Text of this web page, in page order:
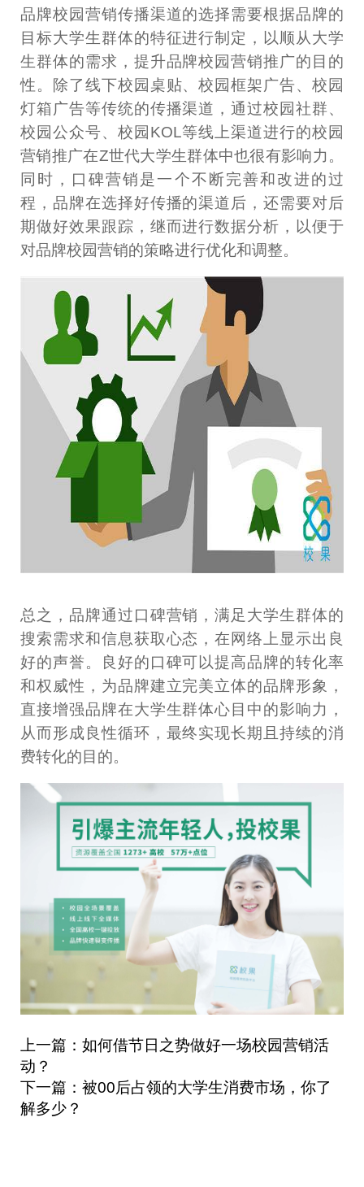
品牌校园营销传播渠道的选择需要根据品牌的
目标大学生群体的特征进行制定，以顺从大学
生群体的需求，提升品牌校园营销推广的目的
性。除了线下校园桌贴、校园框架广告、校园
灯箱广告等传统的传播渠道，通过校园社群、
校园公众号、校园KOL等线上渠道进行的校园
营销推广在Z世代大学生群体中也很有影响力。
同时，口碑营销是一个不断完善和改进的过
程，品牌在选择好传播的渠道后，还需要对后
期做好效果跟踪，继而进行数据分析，以便于
对品牌校园营销的策略进行优化和调整。
总之，品牌通过口碑营销，满足大学生群体的
搜索需求和信息获取心态，在网络上显示出良
好的声誉。良好的口碑可以提高品牌的转化率
和权威性，为品牌建立完美立体的品牌形象，
直接增强品牌在大学生群体心目中的影响力，
从而形成良性循环，最终实现长期且持续的消
费转化的目的。
上一篇：如何借节日之势做好一场校园营销活
动？
下一篇：被00后占领的大学生消费市场，你了
解多少？